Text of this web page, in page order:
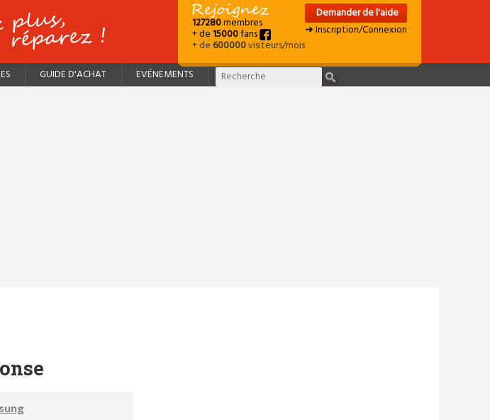
127280membres
+ de15000fans
+ de600000visiteurs/mois
Demander de l'aide
➜ Inscription/Connexion
GUIDE D'ACHAT EVÉNEMENTS